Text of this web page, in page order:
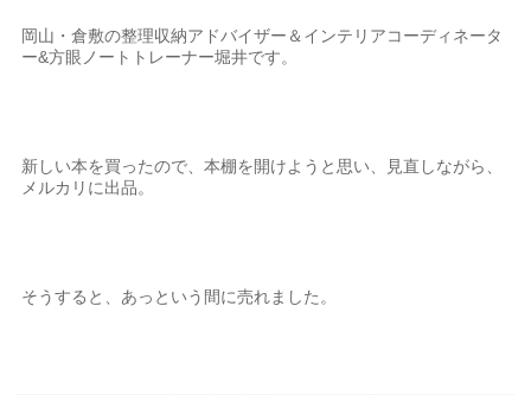
岡山・倉敷の整理収納アドバイザー＆インテリアコーディネータ
ー&方眼ノートトレーナー堀井です。
新しい本を買ったので、本棚を開けようと思い、見直しながら、
メルカリに出品。
そうすると、あっという間に売れました。